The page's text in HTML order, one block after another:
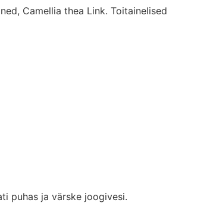
Camellia thea Link. Toitainelised
puhas ja värske joogivesi.